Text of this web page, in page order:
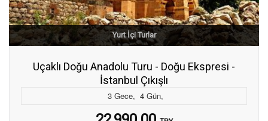
Yurt İçi Turlar
Uçaklı Doğu Anadolu Turu - Doğu Ekspresi -
İstanbul Çıkışlı
3 Gece, 4 Gün,